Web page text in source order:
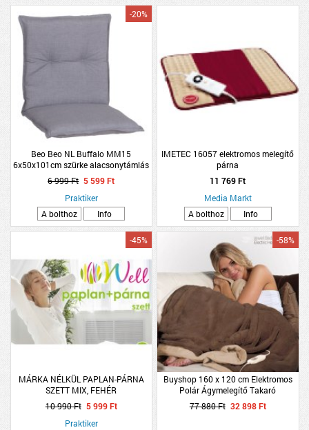
Beo Beo NL Buffalo MM15
6x50x101cm szürke alacsonytámlás
párna
-20%
6 999 Ft 5 599 Ft
Praktiker
A bolthoz
Info
IMETEC 16057 elektromos melegítő
párna
11 769 Ft
Media Markt
A bolthoz
Info
MÁRKA NÉLKÜL PAPLAN-PÁRNA
SZETT MIX, FEHÉR
-45%
10 990 Ft 5 999 Ft
Praktiker
Buyshop 160 x 120 cm Elektromos
Polár Ágymelegítő Takaró
-58%
77 880 Ft 32 898 Ft